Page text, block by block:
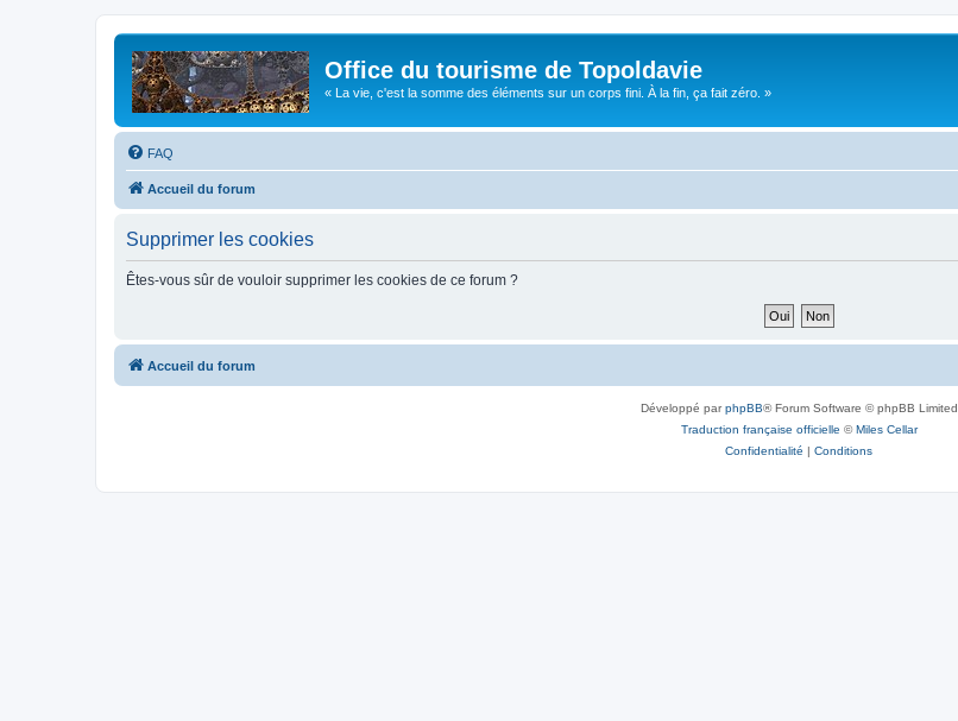
Office du tourisme de Topoldavie
« La vie, c'est la somme des éléments sur un corps fini. À la fin, ça fait zéro. »
FAQ
Accueil du forum
Supprimer les cookies
Êtes-vous sûr de vouloir supprimer les cookies de ce forum ?
Accueil du forum
Développé parphpBB® Forum Software © phpBB Limited
Traduction française officielle ©Miles Cellar
Confidentialité | Conditions